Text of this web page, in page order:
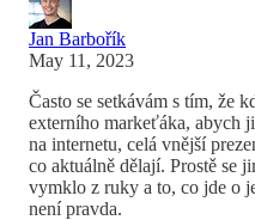
Jan Barbořík
May 11, 2023
Často se setkávám s tím, že
externího markeťáka, abych
na internetu, celá vnější
co aktuálně dělají. Prostě se
vymklo z ruky a to, co jde o
není pravda.